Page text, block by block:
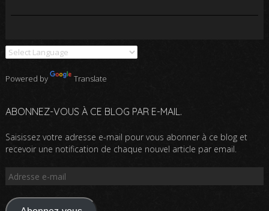
Powered by Translate
ABONNEZ-VOUS À CE BLOG PAR E-MAIL.
Saisissez votre adresse e-mail pour vous abonner à ce blog et
recevoir une notification de chaque nouvel article par email.
Adresse
e-
mail